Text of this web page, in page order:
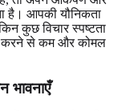
है। आपकी यौनिकता
कुछ विचार स्पष्टता
करने से कम और कोमल
भावनाएँ